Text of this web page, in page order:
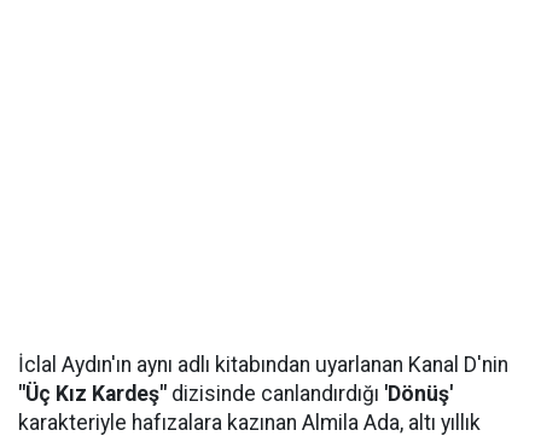
İclal Aydın'ın aynı adlı kitabından uyarlanan Kanal D'nin
"Üç Kız Kardeş" dizisinde canlandırdığı 'Dönüş'
karakteriyle hafızalara kazınan Almila Ada, altı yıllık